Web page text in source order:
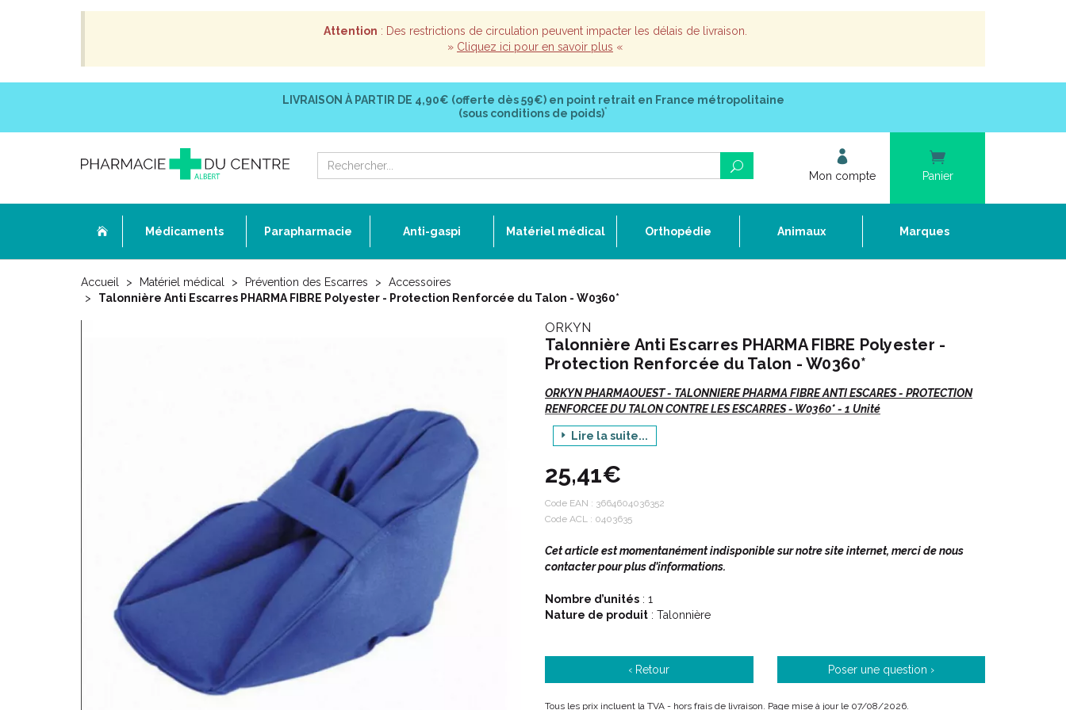
Attention : Des restrictions de circulation peuvent impacter les délais de livraison.
» Cliquez ici pour en savoir plus «
LIVRAISON À PARTIR DE 4,90€ (offerte dès 59€) en point retrait en France métropolitaine
(sous conditions de poids)*
Mon compte Panier
Médicaments Parapharmacie Anti-gaspi Matériel médical Orthopédie Animaux Marques
Accueil Matériel médical Prévention des Escarres
Accessoires
Talonnière Anti Escarres PHARMA FIBRE Polyester - Protection Renforcée du Talon - W0360*
ORKYN
Talonnière Anti Escarres PHARMA FIBRE Polyester -
Protection Renforcée du Talon - W0360*
ORKYN PHARMAOUEST - TALONNIERE PHARMA FIBRE ANTI ESCARES - PROTECTION
RENFORCEE DU TALON CONTRE LES ESCARRES - W0360* - 1 Unité
Vte/R
Protéger les talons avant qu'un escarre ne se déclare.
Cette talonnière de la gamme Pharma fibres est réalisée à partir d' une fibre 100%
polyester siliconée creuse et recouverte d' un tissu coton 100% anallergique.
Lire la suite...
25,41€
Code EAN : 3664604036352
Code ACL : 0403635
Cet article est momentanément indisponible sur notre site internet, merci de nous
contacter pour plus d’informations.
Nombre d’unités : 1
Nature de produit : Talonnière
‹ Retour Poser une question ›
Tous les prix incluent la TVA - hors frais de livraison. Page mise à jour le 07/08/2026.